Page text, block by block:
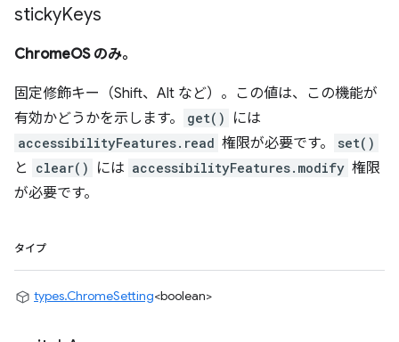
stickyKeys
ChromeOS のみ。
固定修飾キー（Shift、Alt など）。この値は、この機能が
有効かどうかを示します。
get() には
accessibilityFeatures.read 権限が必要です。 set()
と clear() には accessibilityFeatures.modify 権限
が必要です。
タイプ
types.ChromeSetting<boolean>